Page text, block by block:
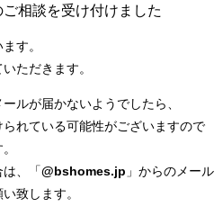
相談を受け付けました
す。
ただきます。
ルが届かないようでしたら、
れている可能性がございますので
は、「@bshomes.jp 」からのメール
致します。